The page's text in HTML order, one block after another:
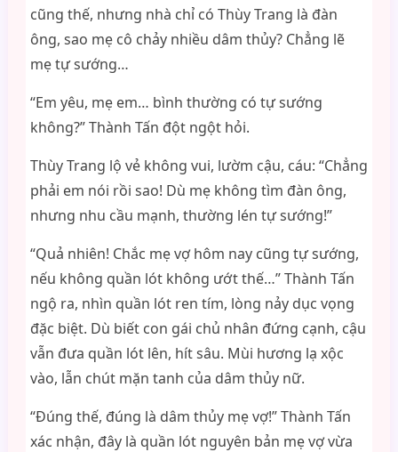
cũng thế, nhưng nhà chỉ có Thùy Trang là đàn
ông, sao mẹ cô chảy nhiều dâm thủy? Chẳng lẽ
mẹ tự sướng…
“Em yêu, mẹ em… bình thường có tự sướng
không?” Thành Tấn đột ngột hỏi.
Thùy Trang lộ vẻ không vui, lườm cậu, cáu: “Chẳng
phải em nói rồi sao! Dù mẹ không tìm đàn ông,
nhưng nhu cầu mạnh, thường lén tự sướng!”
“Quả nhiên! Chắc mẹ vợ hôm nay cũng tự sướng,
nếu không quần lót không ướt thế…” Thành Tấn
ngộ ra, nhìn quần lót ren tím, lòng nảy dục vọng
đặc biệt. Dù biết con gái chủ nhân đứng cạnh, cậu
vẫn đưa quần lót lên, hít sâu. Mùi hương lạ xộc
vào, lẫn chút mặn tanh của dâm thủy nữ.
“Đúng thế, đúng là dâm thủy mẹ vợ!” Thành Tấn
xác nhận, đây là quần lót nguyên bản mẹ vợ vừa